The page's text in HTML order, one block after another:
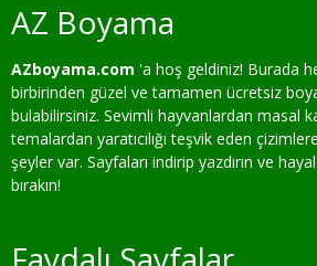
AZ Boyama
AZboyama.com 'a hoş geldiniz! Burada
birbirinden güzel ve tamamen ücretsiz
bulabilirsiniz. Sevimli hayvanlardan masal
temalardan yaratıcılığı teşvik eden
şeyler var. Sayfaları indirip yazdırın ve
bırakın!